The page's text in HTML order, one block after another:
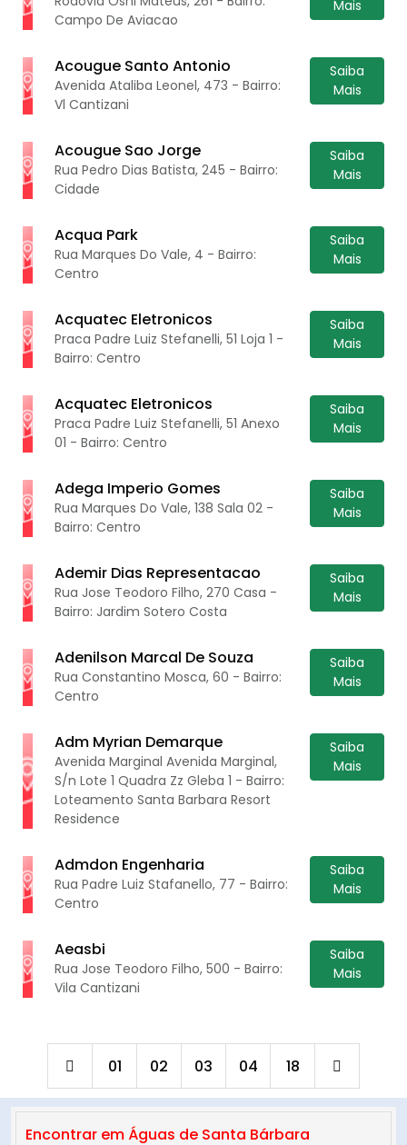
Campo De Aviacao
Mais
Acougue Santo Antonio
Avenida Ataliba Leonel, 473 - Bairro:
Vl Cantizani
Saiba
Mais
Acougue Sao Jorge
Rua Pedro Dias Batista, 245 - Bairro:
Cidade
Saiba
Mais
Acqua Park
Rua Marques Do Vale, 4 - Bairro:
Centro
Saiba
Mais
Acquatec Eletronicos
Praca Padre Luiz Stefanelli, 51 Loja 1 -
Bairro: Centro
Saiba
Mais
Acquatec Eletronicos
Praca Padre Luiz Stefanelli, 51 Anexo
01 - Bairro: Centro
Saiba
Mais
Adega Imperio Gomes
Rua Marques Do Vale, 138 Sala 02 -
Bairro: Centro
Saiba
Mais
Ademir Dias Representacao
Rua Jose Teodoro Filho, 270 Casa -
Bairro: Jardim Sotero Costa
Saiba
Mais
Adenilson Marcal De Souza
Rua Constantino Mosca, 60 - Bairro:
Centro
Saiba
Mais
Adm Myrian Demarque
Avenida Marginal Avenida Marginal,
S/n Lote 1 Quadra Zz Gleba 1 - Bairro:
Loteamento Santa Barbara Resort
Residence
Saiba
Mais
Admdon Engenharia
Rua Padre Luiz Stafanello, 77 - Bairro:
Centro
Saiba
Mais
Aeasbi
Rua Jose Teodoro Filho, 500 - Bairro:
Vila Cantizani
Saiba
Mais
01 02 03 04 18
Encontrar em Águas de Santa Bárbara